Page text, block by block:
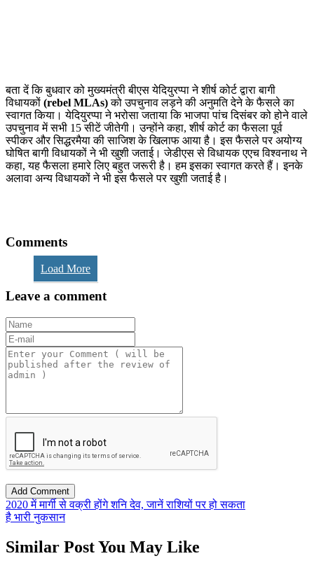
बता दें कि बुधवार को मुख्यमंत्री बीएस येदियुरप्पा ने शीर्ष कोर्ट द्वारा बागी
विधायकों (rebel MLAs)को उपचुनाव लड़ने की अनुमति देने के फैसले का
स्वागत किया। येदियुरप्पा ने भरोसा जताया कि भाजपा पांच दिसंबर को होने वाले
उपचुनाव में सभी 15 सीटें जीतेगी। उन्होंने कहा, शीर्ष कोर्ट का फैसला पूर्व
स्पीकर और सिद्धरमैया की साजिश के खिलाफ आया है। इस फैसले पर अयोग्य
घोषित बागी विधायकों ने भी खुशी जताई। जेडीएस से विधायक एएच विश्वनाथ ने
कहा, यह फैसला हमारे लिए बहुत जरूरी है। हम इसका स्वागत करते हैं। इनके
अलावा अन्य विधायकों ने भी इस फैसले पर खुशी जताई है।
Comments
Load More
Leave a comment
2020 में मार्गी से वक्री होंगे शनि देव, जानें राशियों पर हो सकता
है भारी नुकसान
Similar Post You May Like